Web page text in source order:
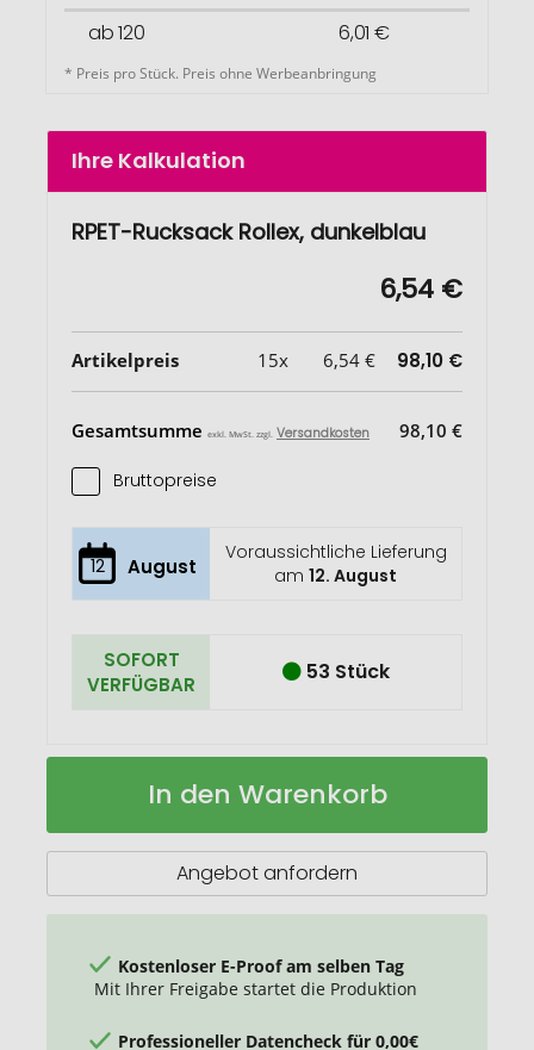
ab 120
6,01 €
* Preis pro Stück. Preis ohne Werbeanbringung
Ihre Kalkulation
RPET-Rucksack Rollex, dunkelblau
6,54 €
Artikelpreis 15x 6,54 € 98,10 €
Gesamtsumme exkl. MwSt. zzgl. Versandkosten 98,10 €
Bruttopreise
12 August
Voraussichtliche Lieferung
am12. August
SOFORT
VERFÜGBAR
53 Stück
RPET-
Auf
In den Warenkorb
Angebot anfordern
Kostenloser E-Proof am selben Tag
Mit Ihrer Freigabe startet die Produktion
Professioneller Datencheck für 0,00€